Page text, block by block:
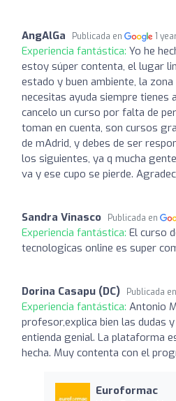
AngAlGa Publicada en 1
Experiencia fantástica: Yo he
estoy súper contenta, el lugar
estado y buen ambiente, la
necesitas ayuda siempre tienes
cancelo un curso por falta de
toman en cuenta, son cursos
de mAdrid, y debes de ser
los siguientes, ya q mucha
va y ese cupo se pierde.
Sandra Vinasco Publicada en
Experiencia fantástica: El curso
tecnologicas online es super
Dorina Casapu (DC) Publicada en
Experiencia fantástica: Antonio
profesor,explica bien las dudas
entienda genial. La plataforma
hecha. Muy contenta con el
Euroformac